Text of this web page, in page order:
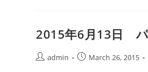
化
学
線
療
2015年6月13日
Postadmin
PostMarch 26, 2015